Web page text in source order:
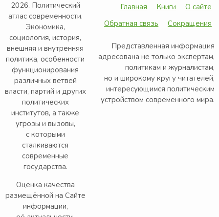
2026. Политический
атлас современности.
Экономика,
социология, история,
внешняя и внутренняя
политика, особенности
функционирования
различных ветвей
власти, партий и других
политических
институтов, а также
угрозы и вызовы,
с которыми
сталкиваются
современные
государства.
Оценка качества
размещённой на Сайте
информации,
Главная Книги
О сайте
Обратная связь
Сокращения
Представленная информация
адресована не только экспертам,
политикам и журналистам,
но и широкому кругу читателей,
интересующимся политическим
устройством современного мира.